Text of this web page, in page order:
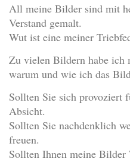
All meine Bilder sind mit
Verstand gemalt.
Wut ist eine meiner
Zu vielen Bildern habe ich
warum und wie ich das
Sollten Sie sich provoziert
Absicht.
Sollten Sie nachdenklich
freuen.
Sollten Ihnen meine Bilder